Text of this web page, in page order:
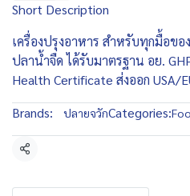
Short Description
เครื่องปรุงอาหาร สำหรับทุกมื้อข
ปลาน้ำจืด ได้รับมาตรฐาน อย.
Health Certificate ส่งออก USA/
Brands:
ปลายจวักCategories:
Share